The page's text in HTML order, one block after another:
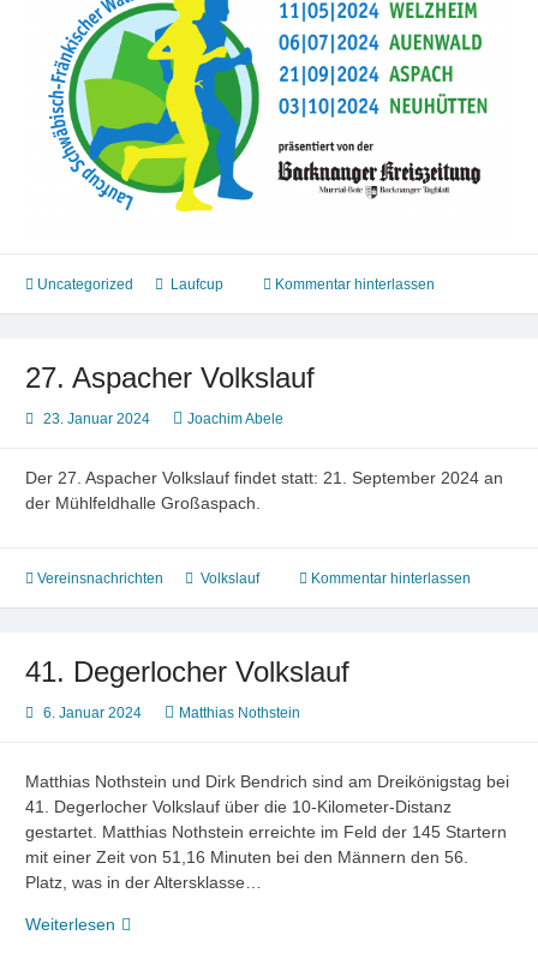
Uncategorized Laufcup Kommentar hinterlassen
27. Aspacher Volkslauf
23. Januar 2024 Joachim Abele
Der 27. Aspacher Volkslauf findet statt: 21. September 2024 an
der Mühlfeldhalle Großaspach.
Vereinsnachrichten Volkslauf Kommentar hinterlassen
41. Degerlocher Volkslauf
6. Januar 2024 Matthias Nothstein
Matthias Nothstein und Dirk Bendrich sind am Dreikönigstag bei
41. Degerlocher Volkslauf über die 10-Kilometer-Distanz
gestartet. Matthias Nothstein erreichte im Feld der 145 Startern
mit einer Zeit von 51,16 Minuten bei den Männern den 56.
Platz, was in der Altersklasse…
Weiterlesen 41.